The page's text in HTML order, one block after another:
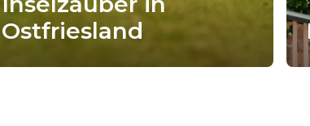
Ostfriesland